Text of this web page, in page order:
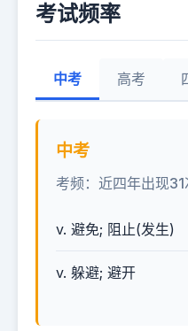
考试频率
中考 高考
中考
考频：近四年出现31
v. 避免; 阻止(发生)
v. 躲避; 避开